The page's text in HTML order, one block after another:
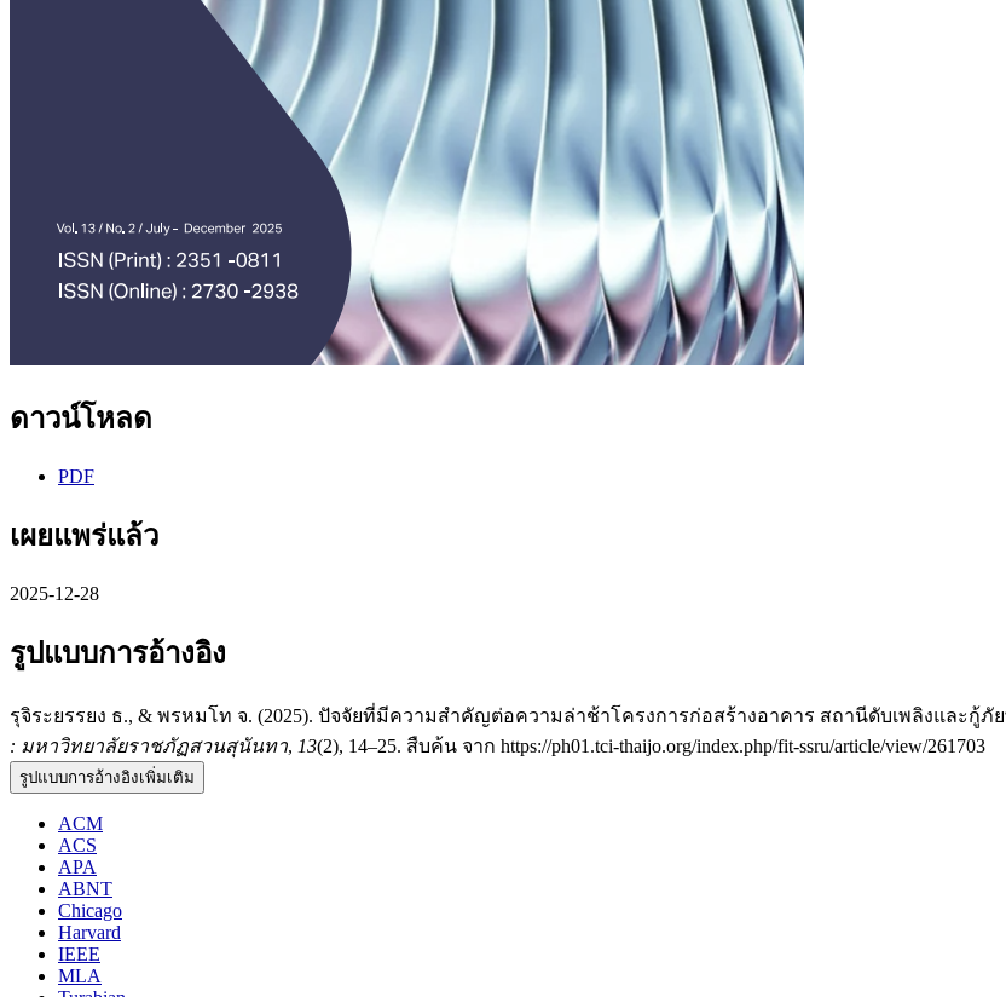
ดาวน์โหลด
PDF
เผยแพร่แล้ว
2025-12-28
รูปแบบการอ้างอิง
รุจิระยรรยง ธ., & พรหมโท จ. (2025). ปัจจัยที่มีความสำคัญต่อความล่าช้าโครงการก่อสร้างอาคาร สถานีดับเพลิงและกู้ภั
: มหาวิทยาลัยราชภัฏสวนสุนันทา, 13(2), 14–25. สืบค้น จาก https://ph01.tci-thaijo.org/index.php/fit-ssru/article/view/261703
รูปแบบการอ้างอิงเพิ่มเติม
ACM
ACS
APA
ABNT
Chicago
Harvard
IEEE
MLA